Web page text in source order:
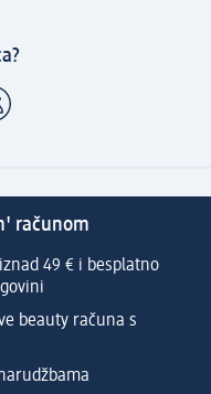
računom
49 € i besplatno
beauty računa s